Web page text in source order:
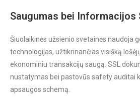
Saugumas bei Informacijos
Šiuolaikinės užsienio svetainės naudoja
technologijas, užtikrinančias visišką
ekonominiu transakcijų saugą. SSL
nustatymas bei pastovūs safety auditai
apsaugos schemą.